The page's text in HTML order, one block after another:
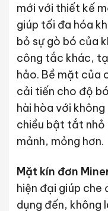
mới với thiết kế
giúp tối đa hóa
bỏ sự gò bó của
công tắc khác,
hảo. Bề mặt của
cải tiến cho độ
hài hòa với
chiều bật tắt nhỏ
mảnh, mỏng hơn.
Mặt kín đơn
hiện đại giúp che
dụng đến, không